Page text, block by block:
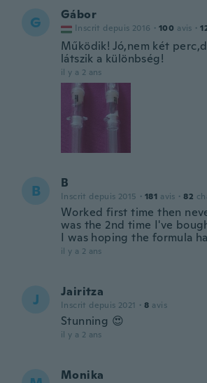
G Gábor
Inscrit depuis 2016 · 100 avis ·
Működik! Jó,nem két
látszik a különbség!
il y a 2 ans
B B
Inscrit depuis 2015 · 181 avis · 82
Worked first time then
was the 2nd time I've
I was hoping the formula
il y a 2 ans
J Jairitza
Inscrit depuis 2021 · 8 avis
Stunning 😍
il y a 2 ans
Monika